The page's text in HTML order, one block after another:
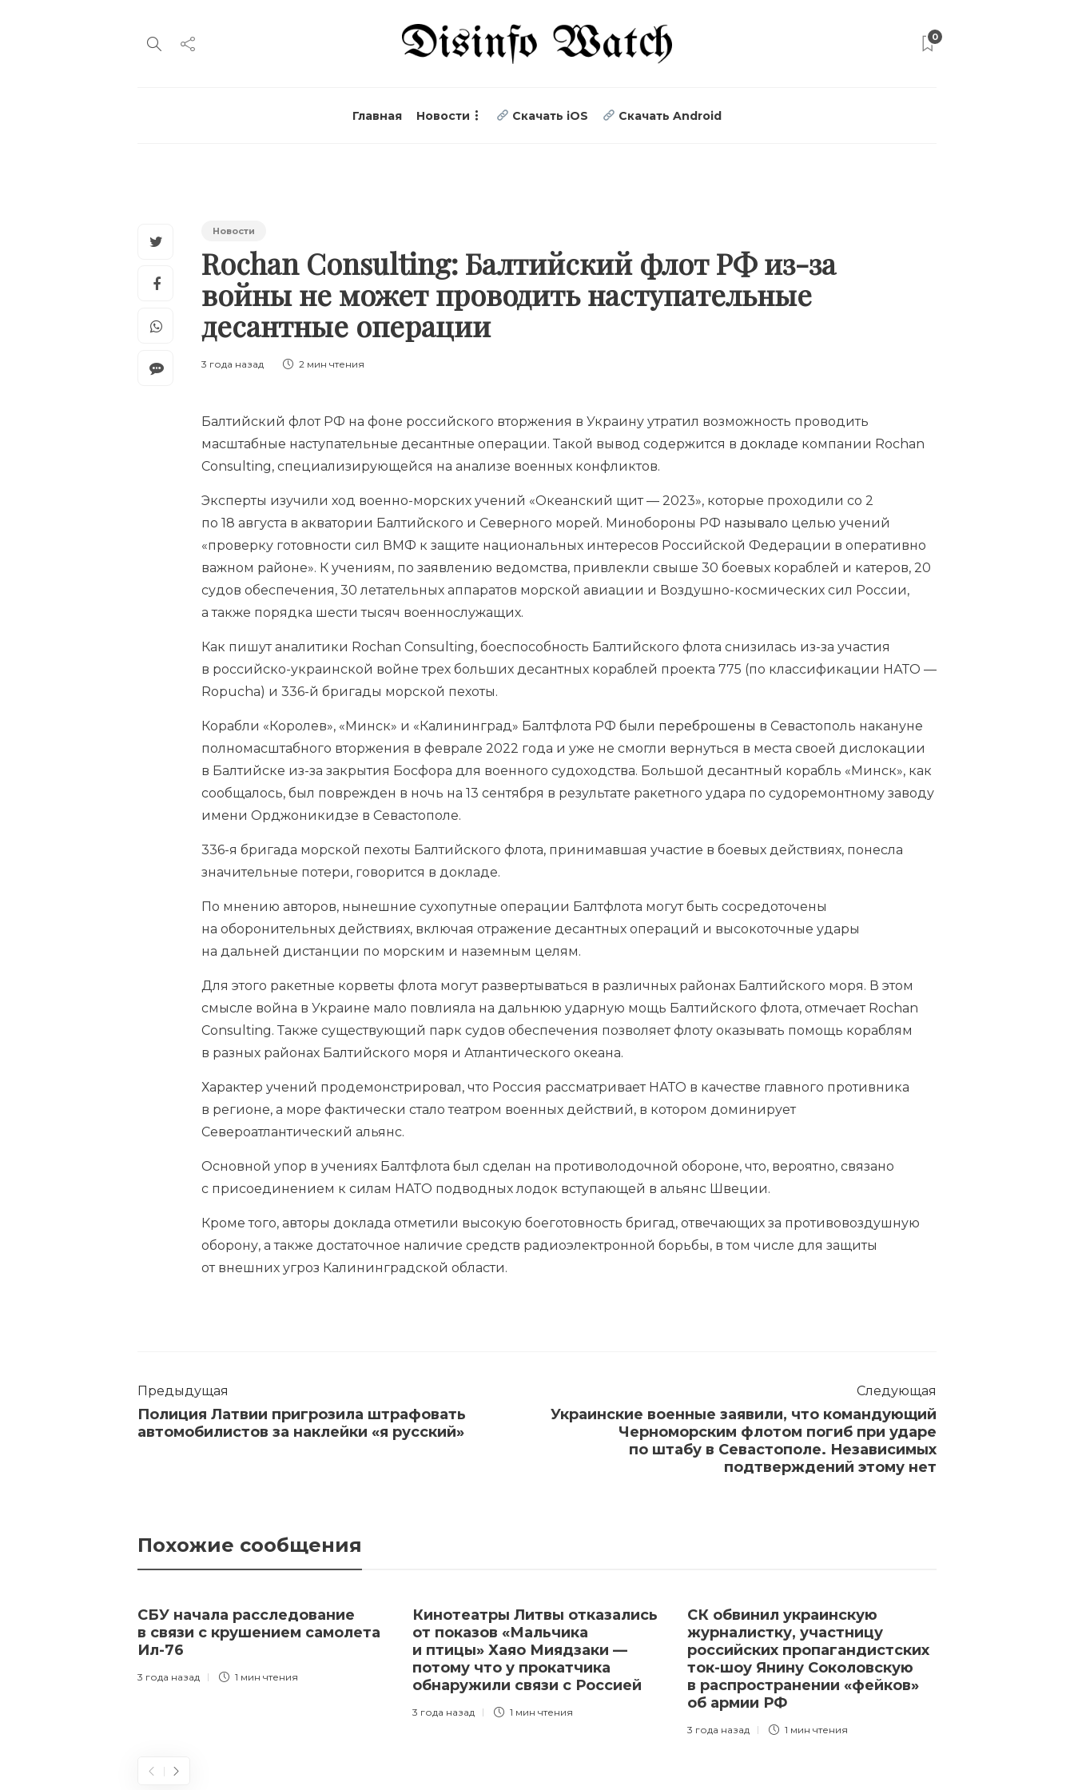
0
Главная Новости Скачать iOS Скачать Android
Новости
Rochan Consulting: Балтийский флот РФ из-за
войны не может проводить наступательные
десантные операции
3 года назад 2 мин чтения
Балтийский флот РФ на фоне российского вторжения в Украину утратил возможность проводить
масштабные наступательные десантные операции. Такой вывод содержится в докладе компании Rochan
Consulting, специализирующейся на анализе военных конфликтов.
Эксперты изучили ход военно-морских учений «Океанский щит — 2023», которые проходили со 2
по 18 августа в акватории Балтийского и Северного морей. Минобороны РФ называло целью учений
«проверку готовности сил ВМФ к защите национальных интересов Российской Федерации в оперативно
важном районе». К учениям, по заявлению ведомства, привлекли свыше 30 боевых кораблей и катеров, 20
судов обеспечения, 30 летательных аппаратов морской авиации и Воздушно-космических сил России,
а также порядка шести тысяч военнослужащих.
Как пишут аналитики Rochan Consulting, боеспособность Балтийского флота снизилась из-за участия
в российско-украинской войне трех больших десантных кораблей проекта 775 (по классификации НАТО —
Ropucha) и 336-й бригады морской пехоты.
Корабли «Королев», «Минск» и «Калининград» Балтфлота РФ были переброшены в Севастополь накануне
полномасштабного вторжения в феврале 2022 года и уже не смогли вернуться в места своей дислокации
в Балтийске из-за закрытия Босфора для военного судоходства. Большой десантный корабль «Минск», как
сообщалось, был поврежден в ночь на 13 сентября в результате ракетного удара по судоремонтному заводу
имени Орджоникидзе в Севастополе.
336-я бригада морской пехоты Балтийского флота, принимавшая участие в боевых действиях, понесла
значительные потери, говорится в докладе.
По мнению авторов, нынешние сухопутные операции Балтфлота могут быть сосредоточены
на оборонительных действиях, включая отражение десантных операций и высокоточные удары
на дальней дистанции по морским и наземным целям.
Для этого ракетные корветы флота могут развертываться в различных районах Балтийского моря. В этом
смысле война в Украине мало повлияла на дальнюю ударную мощь Балтийского флота, отмечает Rochan
Consulting. Также существующий парк судов обеспечения позволяет флоту оказывать помощь кораблям
в разных районах Балтийского моря и Атлантического океана.
Характер учений продемонстрировал, что Россия рассматривает НАТО в качестве главного противника
в регионе, а море фактически стало театром военных действий, в котором доминирует
Североатлантический альянс.
Основной упор в учениях Балтфлота был сделан на противолодочной обороне, что, вероятно, связано
с присоединением к силам НАТО подводных лодок вступающей в альянс Швеции.
Кроме того, авторы доклада отметили высокую боеготовность бригад, отвечающих за противовоздушную
оборону, а также достаточное наличие средств радиоэлектронной борьбы, в том числе для защиты
от внешних угроз Калининградской области.
Предыдущая
Полиция Латвии пригрозила штрафовать
автомобилистов за наклейки «я русский»
Следующая
Украинские военные заявили, что командующий
Черноморским флотом погиб при ударе
по штабу в Севастополе. Независимых
подтверждений этому нет
Похожие сообщения
СБУ начала расследование
в связи с крушением самолета
Ил-76
3 года назад 1 мин чтения
Кинотеатры Литвы отказались
от показов «Мальчика
и птицы» Хаяо Миядзаки —
потому что у прокатчика
обнаружили связи с Россией
3 года назад 1 мин чтения
СК обвинил украинскую
журналистку, участницу
российских пропагандистских
ток-шоу Янину Соколовскую
в распространении «фейков»
об армии РФ
3 года назад 1 мин чтения